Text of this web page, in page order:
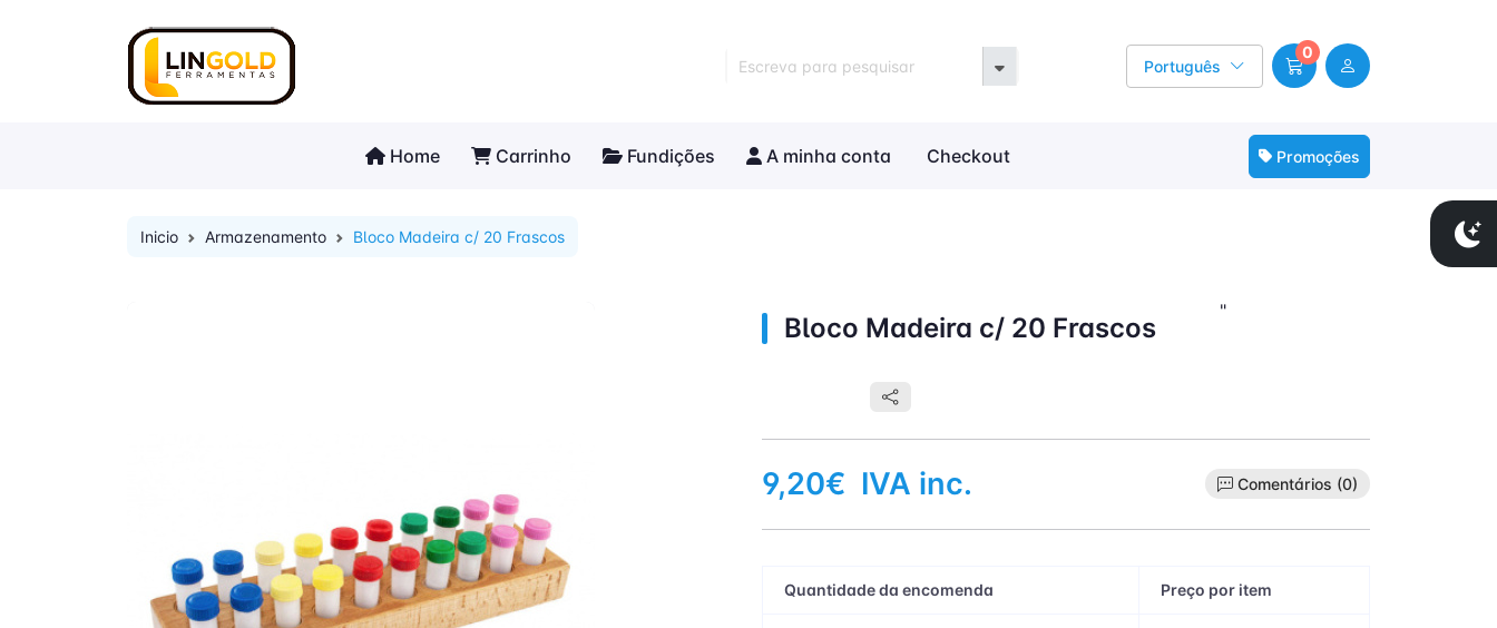
Escreva para pesquisar Português
0
Home Carrinho Fundições A minha conta Checkout Promoções
Inicio Armazenamento Bloco Madeira c/ 20 Frascos
Bloco Madeira c/ 20 Frascos
"
9,20€ IVA inc. Comentários (0)
Quantidade da encomenda Preço por item